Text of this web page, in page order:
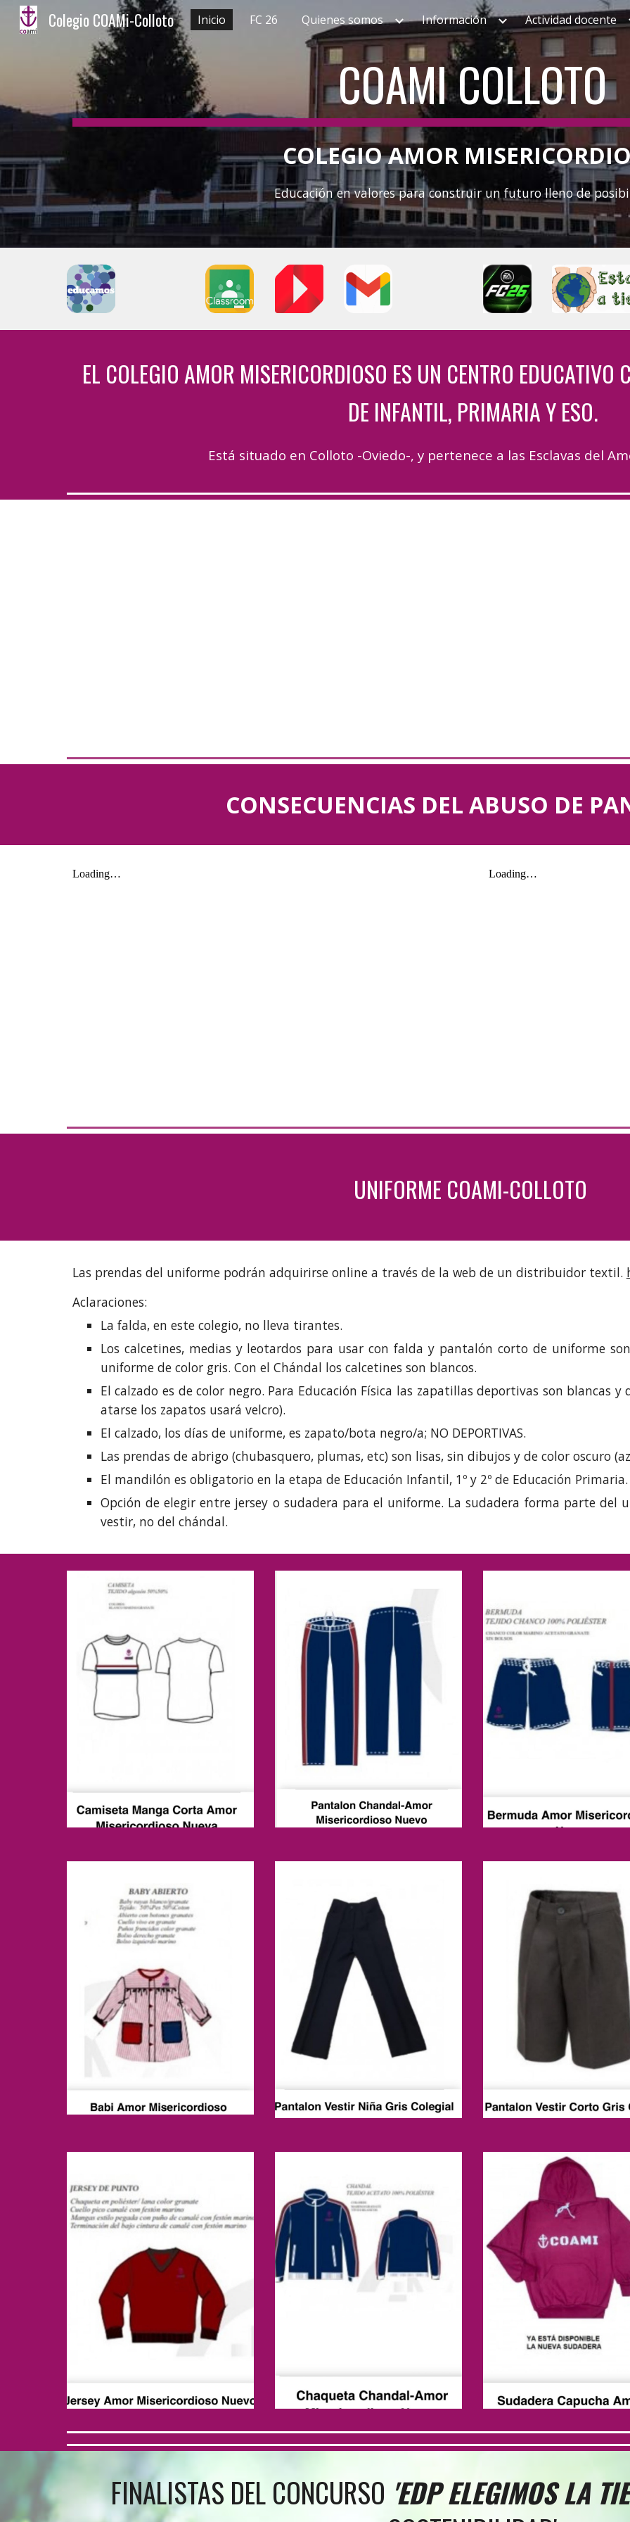
Skip to main content Skip to
Colegio COAMi-Colloto Inicio FC 26 Quienes somos Información Actividad docente
COAMI COLLOTO
COLEGIO AMOR
Educación en valores para construir un futuro lleno de
EL COLEGIO AMOR MISERICORDIOSO ES UN CENTRO EDUCATIVO
DE INFANTIL, PRIMARIA Y ESO.
Está situado en Colloto -Oviedo-, y pertenece a las Esclavas del
CONSECUENCIAS DEL ABUSO DE
UNIFORME COAMI-COLLOTO
Las prendas del uniforme podrán adquirirse online a través de la web de un distribuidor textil.
Aclaraciones:
La falda, en este colegio, no lleva tirantes.
Los calcetines, medias y leotardos para usar con falda y pantalón corto de uniforme
uniforme de color gris. Con el Chándal los calcetines son blancos.
El calzado es de color negro. Para Educación Física las zapatillas deportivas son blancas
atarse los zapatos usará velcro).
El calzado, los días de uniforme, es zapato/bota negro/a; NO DEPORTIVAS.
Las prendas de abrigo (chubasquero, plumas, etc) son lisas, sin dibujos y de color oscuro
El mandilón es obligatorio en la etapa de Educación Infantil, 1º y 2º de Educación Primaria.
Opción de elegir entre jersey o sudadera para el uniforme. La sudadera forma parte
vestir, no del chándal.
FINALISTAS DEL CONCURSO 'EDP ELEGIMOS LA